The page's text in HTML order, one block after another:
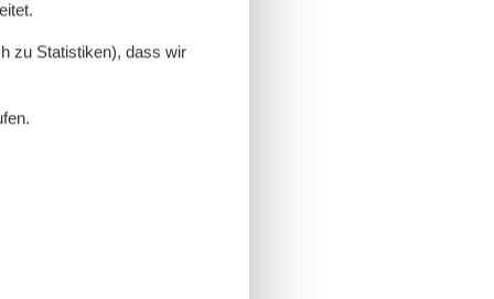
zu Statistiken), dass wir